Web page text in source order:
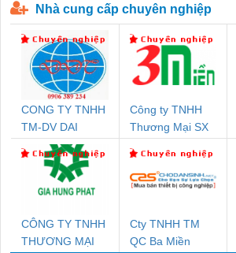
Nhà cung cấp chuyên nghiệp
CONG TY TNHH
TM-DV DAI
DONG THANH
Công ty TNHH
Thương Mại SX
CÔNG TY TNHH
THƯƠNG MẠI
Cty TNHH TM
QC Ba Miền